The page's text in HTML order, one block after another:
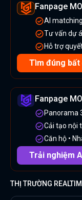
Fanpage
AI
Tư vấn dự
Hỗ trợ
Tìm đúng bất
Fanpage
Panorama
Cải tạo nội
Căn hộ •
Trải nghiệm
THỊ TRƯỜNG